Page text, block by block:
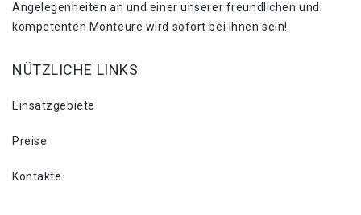
Angelegenheiten an und einer unserer freundlichen und
kompetenten Monteure wird sofort bei Ihnen sein!
NÜTZLICHE LINKS
Einsatzgebiete
Preise
Kontakte